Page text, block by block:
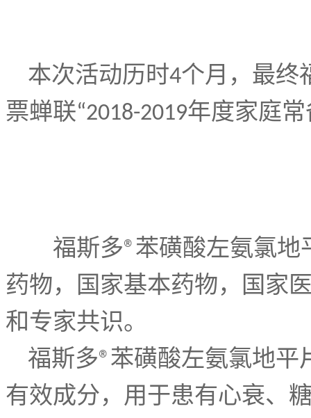
本次活动历时4个月，最终
票蝉联“2018-2019年度家庭
福斯多®苯磺酸左氨氯地
药物，国家基本药物，国家
和专家共识。
福斯多®苯磺酸左氨氯地平
有效成分，用于患有心衰、